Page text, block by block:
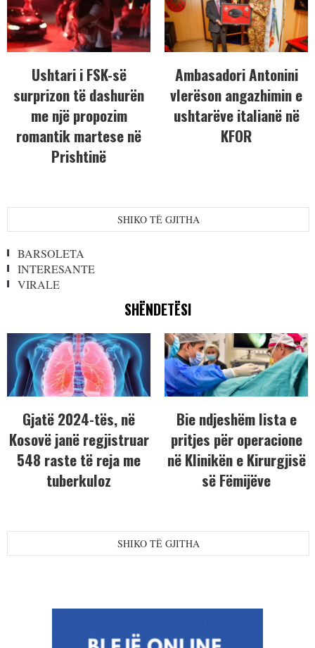
Ushtari i FSK-së
surprizon të dashurën
me një propozim
romantik martese në
Prishtinë
Ambasadori Antonini
vlerëson angazhimin e
ushtarëve italianë në
KFOR
SHIKO TË GJITHA
BARSOLETA
INTERESANTE
VIRALE
SHËNDETËSI
Gjatë 2024-tës, në
Kosovë janë regjistruar
548 raste të reja me
tuberkuloz
Bie ndjeshëm lista e
pritjes për operacione
në Klinikën e Kirurgjisë
së Fëmijëve
SHIKO TË GJITHA